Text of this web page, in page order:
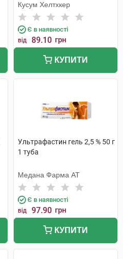
Кусум Хелтхкер
Є в наявності
від 89.10 грн
КУПИТИ
Ультрафастин гель 2,5 % 50 г
1 туба
Медана Фарма АТ
Є в наявності
від 97.90 грн
КУПИТИ